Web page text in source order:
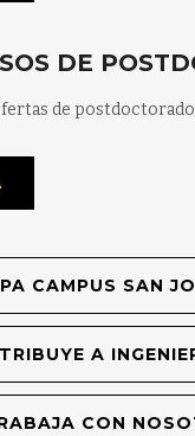
DE
de postdoctorado
CAMPUS SAN
A
CON